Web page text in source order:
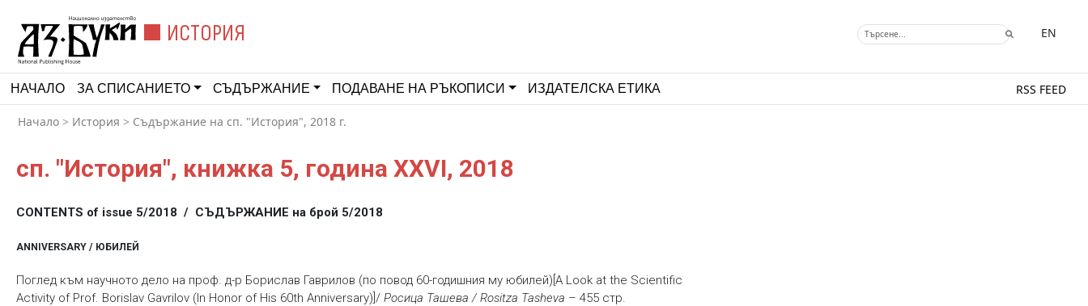
ИСТОРИЯ EN
НАЧАЛО ЗА СПИСАНИЕТО СЪДЪРЖАНИЕ ПОДАВАНЕ НА РЪКОПИСИ ИЗДАТЕЛСКА ЕТИКА RSS FEED
Начало > История > Съдържание на сп. "История", 2018 г.
сп. "История", книжка 5, година XXVI, 2018
CONTENTS of issue 5/2018 / СЪДЪРЖАНИЕ на брой 5/2018
ANNIVERSARY / ЮБИЛЕЙ
Поглед към научното дело на проф. д-р Борислав Гаврилов (по повод 60-годишния му юбилей)[A Look at the Scientific
Activity of Prof. Borislav Gavrilov (In Honor of His 60th Anniversary)]/ Росица Ташева / Rositza Tasheva – 455 стр.